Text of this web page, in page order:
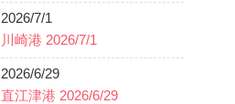
2026/7/1
川崎港 2026/7/1
2026/6/29
直江津港 2026/6/29